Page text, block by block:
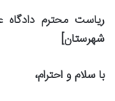
ریاست محترم
شهرستان]
با سلام و احترام،